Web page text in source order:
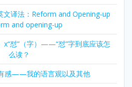
文译法：Reform and Opening-up
and opening-up
怼”（字）——“怼”字到底应该怎
么读？
感——我的语言观以及其他